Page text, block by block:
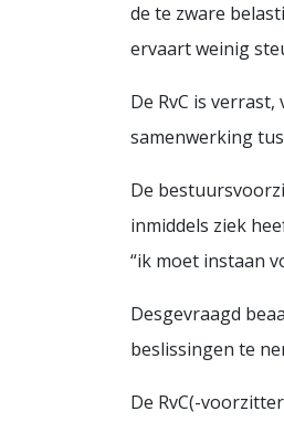
de te zware
ervaart weinig
De RvC is
samenwerking
De
inmiddels ziek
“ik moet instaan
Desgevraagd
beslissingen te
De RvC(-